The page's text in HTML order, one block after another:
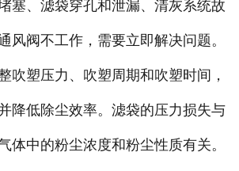
塞、滤袋穿孔和泄漏、清灰系统故
风阀不工作，需要立即解决问题。
吹塑压力、吹塑周期和吹塑时间，
降低除尘效率。滤袋的压力损失与
体中的粉尘浓度和粉尘性质有关。